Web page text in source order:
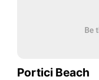
Portici Beach